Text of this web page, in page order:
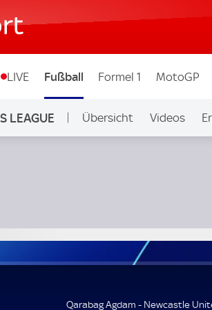
LIVE Fußball Formel 1 MotoGP
LEAGUE Übersicht Videos
League Knockout Play-offs
Qarabag Agdam - Newcastle